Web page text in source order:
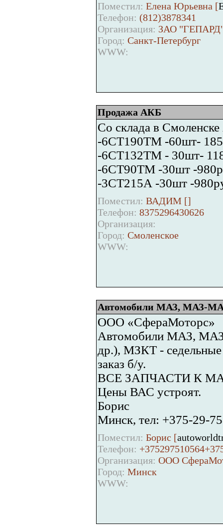
Поместил: Елена Юрьевна [
Телефон: (812)3878341
Организация: ЗАО
Город: Санкт-Петербург
WWW:
Продажа АКБ
Со склада в
-6СТ190ТМ -60шт-
-6СТ132ТМ - 30шт-
-6СТ90ТМ -30шт -
-3СТ215А -30шт -
Поместил: ВАДИМ []
Телефон: 8375296430626
Организация:
Город: Смоленское
WWW:
Автомобили МАЗ, МАЗ-
ООО «СфераМоторс»
Автомобили МАЗ,
др.), МЗКТ - седельные
заказ б/у.
ВСЕ ЗАПЧАСТИ К
Цены ВАС устроят.
Борис
Минск, тел: +375-29-
Поместил: Борис [
Телефон:
Организация: ООО
Город: Минск
WWW: